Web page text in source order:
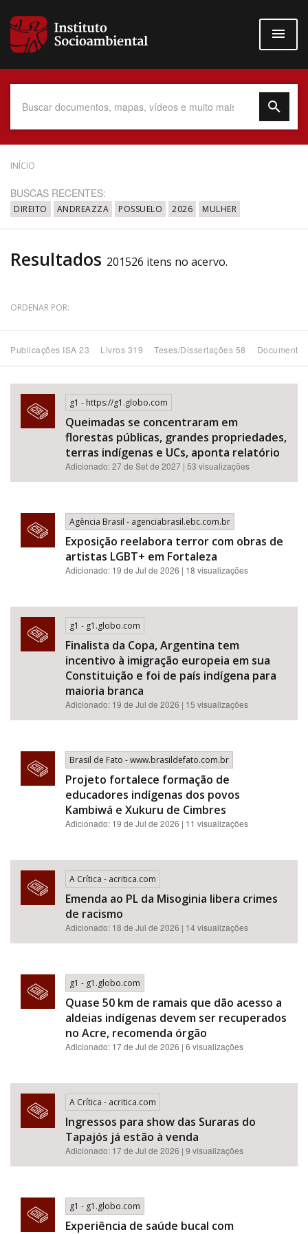
para
conteúdo
Data do Documento
Até
Povo Indígena
Subtema
Área de Levantamento
Área Protegida
BUSCAR
INÍCIO
BUSCAS RECENTES:
DIREITO ANDREAZZA POSSUELO 2026 MULHER
Resultados 201526 itens no acervo.
ORDENAR POR:
Publicações ISA 23 Livros 319 Teses/Dissertações 58
g1 - https://g1.globo.com
Queimadas se concentraram em
florestas públicas, grandes propriedades,
terras indígenas e UCs, aponta relatório
Adicionado: 27 de Set de 2027 | 53 visualizações
Agência Brasil - agenciabrasil.ebc.com.br
Exposição reelabora terror com obras de
artistas LGBT+ em Fortaleza
Adicionado: 19 de Jul de 2026 | 18 visualizações
g1 - g1.globo.com
Finalista da Copa, Argentina tem
incentivo à imigração europeia em sua
Constituição e foi de país indígena para
maioria branca
Adicionado: 19 de Jul de 2026 | 15 visualizações
Brasil de Fato - www.brasildefato.com.br
Projeto fortalece formação de
educadores indígenas dos povos
Kambiwá e Xukuru de Cimbres
Adicionado: 19 de Jul de 2026 | 11 visualizações
A Crítica - acritica.com
Emenda ao PL da Misoginia libera crimes
de racismo​​​​​​​​​​​​​​​​​​​​​​​​​​​​​​​​​​​​​​​​​​
Adicionado: 18 de Jul de 2026 | 14 visualizações
g1 - g1.globo.com
Quase 50 km de ramais que dão acesso a
aldeias indígenas devem ser recuperados
no Acre, recomenda órgão
Adicionado: 17 de Jul de 2026 | 6 visualizações
A Crítica - acritica.com
Ingressos para show das Suraras do
Tapajós já estão à venda
Adicionado: 17 de Jul de 2026 | 9 visualizações
g1 - g1.globo.com
Experiência de saúde bucal com